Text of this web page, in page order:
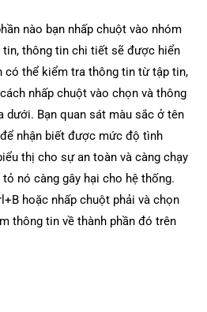
nào bạn nhấp chuột vào nhóm
thông tin chi tiết sẽ được hiển
có thể kiểm tra thông tin từ tập tin,
nhấp chuột vào chọn và thông
dưới. Bạn quan sát màu sắc ở tên
nhận biết được mức độ tình
thị cho sự an toàn và càng chạy
nó càng gây hại cho hệ thống.
hoặc nhấp chuột phải và chọn
thông tin về thành phần đó trên